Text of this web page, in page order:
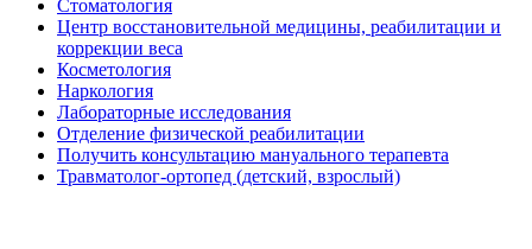
Стоматология
Центр восстановительной медицины, реабилитации и
коррекции веса
Косметология
Наркология
Лабораторные исследования
Отделение физической реабилитации
Получить консультацию мануального терапевта
Травматолог-ортопед (детский, взрослый)